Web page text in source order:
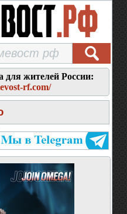
для жителей России:
rf.com/